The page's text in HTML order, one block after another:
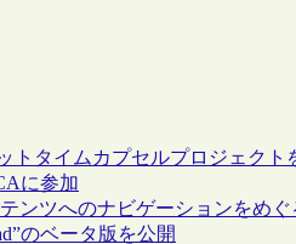
トタイムカプセルプロジェクト
に参加
ンツへのナビゲーションをめぐ
のベータ版を公開